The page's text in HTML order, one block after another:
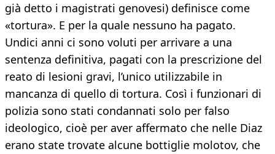
già detto i magistrati genovesi) definisce come
«tortura». E per la quale nessuno ha pagato.
Undici anni ci sono voluti per arrivare a una
sentenza definitiva, pagati con la prescrizione del
reato di lesioni gravi, l’unico utilizzabile in
mancanza di quello di tortura. Così i funzionari di
polizia sono stati condannati solo per falso
ideologico, cioè per aver affermato che nelle Diaz
erano state trovate alcune bottiglie molotov, che